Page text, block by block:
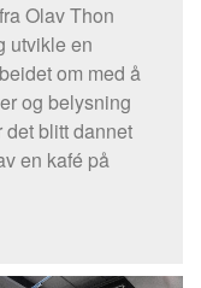
Olav Thon
utvikle en
om med å
og belysning
det blitt dannet
en kafé på